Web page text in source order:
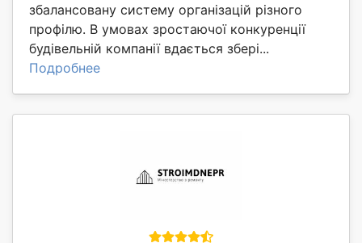
збалансовану систему організацій різного
профілю. В умовах зростаючої конкуренції
будівельній компанії вдається збері...
Подробнее